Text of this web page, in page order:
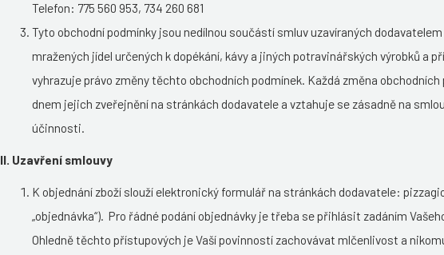
Telefon: 775 560 953, 734 260 681
Tyto obchodní podmínky jsou nedílnou součástí smluv uzavíraných
mražených jídel určených k dopékání, kávy a jiných potravinářských výrobků a
vyhrazuje právo změny těchto obchodních podmínek. Každá změna
dnem jejich zveřejnění na stránkách dodavatele a vztahuje se zásadně na
účinnosti.
II. Uzavření smlouvy
K objednání zboží slouží elektronický formulář na stránkách dodavatele:
„objednávka“). Pro řádné podání objednávky je třeba se přihlásit zadáním
Ohledně těchto přístupových je Vaší povinností zachovávat mlčenlivost a